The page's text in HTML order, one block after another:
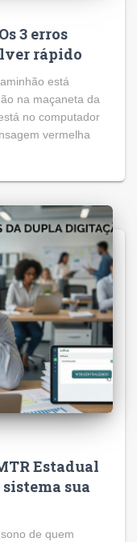
3 erros
rápido
está
na maçaneta da
no computador
vermelha
Estadual
sistema sua
de quem